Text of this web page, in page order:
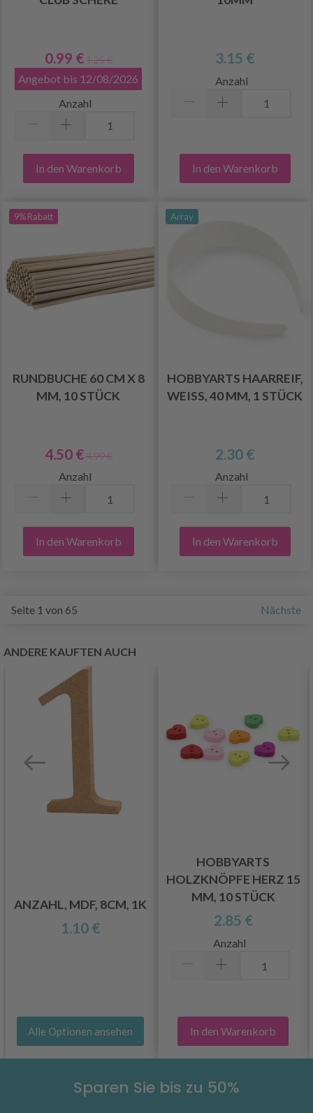
0.99 € 1.25 €
Angebot bis 12/08/2026
Anzahl
In den Warenkorb
3.15 €
Anzahl
In den Warenkorb
9% Rabatt
RUNDBUCHE 60 CM X 8
MM, 10 STÜCK
4.50 € 4.99 €
Anzahl
In den Warenkorb
Array
HOBBYARTS HAARREIF,
WEISS, 40 MM, 1 STÜCK
2.30 €
Anzahl
In den Warenkorb
Seite 1 von 65 Nächste
ANDERE KAUFTEN AUCH
ANZAHL, MDF, 8CM, 1K
1.10 €
Alle Optionen ansehen
HOBBYARTS
HOLZKNÖPFE HERZ 15
MM, 10 STÜCK
2.85 €
Anzahl
In den Warenkorb
Sparen Sie bis zu 50%